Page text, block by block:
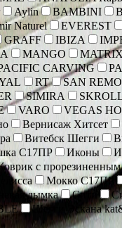
Aylin BAMBINI
Naturel EVEREST
GRAFF IBIZA
MANGO MATRIX
CARVING
RT SAN REMO
SIMIRA
VARO VEGAS
Вернисаж Хитсет
Витебск Шегги
С17ПР Иконы
с
Мокко С17ПР
дымка Сити
Шегги Эскана